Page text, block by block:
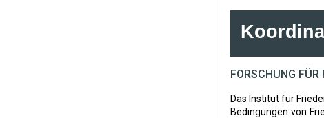
FORSCHUNG FÜR
Das Institut für
Bedingungen von